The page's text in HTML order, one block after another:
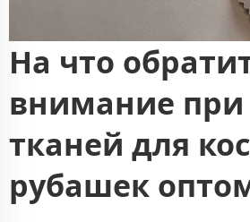
На что
внимание при
тканей для
рубашек